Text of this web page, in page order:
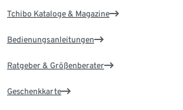
Tchibo Kataloge & Magazine
Bedienungsanleitungen
Ratgeber & Größenberater
Geschenkkarte